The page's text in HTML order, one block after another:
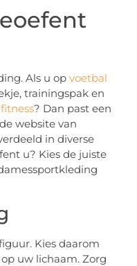
Als u opvoetbal
trainingspak en
fitness? Dan past een
website van
in diverse
u? Kies de juiste
Kies daarom
uw lichaam. Zorg